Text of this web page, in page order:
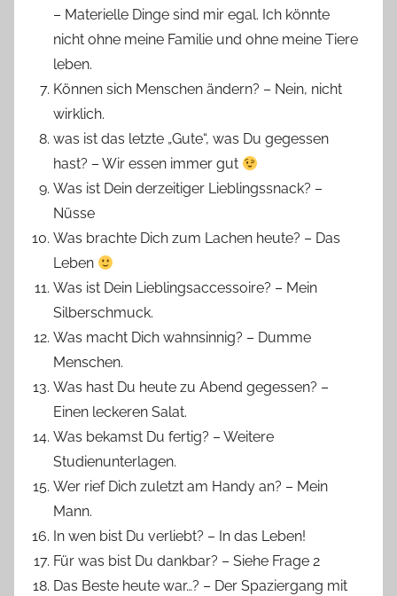
– Materielle Dinge sind mir egal. Ich könnte
nicht ohne meine Familie und ohne meine Tiere
leben.
Können sich Menschen ändern? – Nein, nicht
wirklich.
was ist das letzte „Gute“, was Du gegessen
hast? – Wir essen immer gut
Was ist Dein derzeitiger Lieblingssnack? –
Nüsse
Was brachte Dich zum Lachen heute? – Das
Leben
Was ist Dein Lieblingsaccessoire? – Mein
Silberschmuck.
Was macht Dich wahnsinnig? – Dumme
Menschen.
Was hast Du heute zu Abend gegessen? –
Einen leckeren Salat.
Was bekamst Du fertig? – Weitere
Studienunterlagen.
Wer rief Dich zuletzt am Handy an? – Mein
Mann.
In wen bist Du verliebt? – In das Leben!
Für was bist Du dankbar? – Siehe Frage 2
Das Beste heute war…? – Der Spaziergang mit